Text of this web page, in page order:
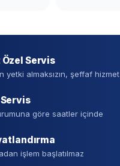
Özel Servis
yetki almaksızın, şeffaf hizmet
Servis
göre saatler içinde
işlem başlatılmaz